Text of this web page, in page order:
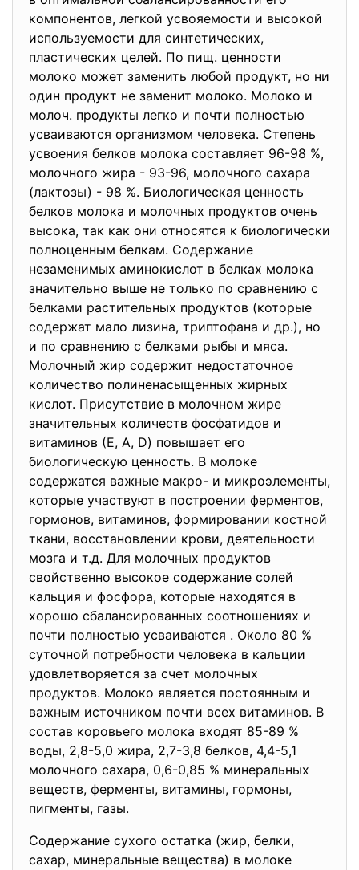
компонентов, легкой усвояемости и высокой
используемости для синтетических,
пластических целей. По пищ. ценности
молоко может заменить любой продукт, но ни
один продукт не заменит молоко. Молоко и
молоч. продукты легко и почти полностью
усваиваются организмом человека. Степень
усвоения белков молока составляет 96-98 %,
молочного жира - 93-96, молочного сахара
(лактозы) - 98 %. Биологическая ценность
белков молока и молочных продуктов очень
высока, так как они относятся к биологически
полноценным белкам. Содержание
незаменимых аминокислот в белках молока
значительно выше не только по сравнению с
белками растительных продуктов (которые
содержат мало лизина, триптофана и др.), но
и по сравнению с белками рыбы и мяса.
Молочный жир содержит недостаточное
количество полиненасыщенных жирных
кислот. Присутствие в молочном жире
значительных количеств фосфатидов и
витаминов (Е, А, D) повышает его
биологическую ценность. В молоке
содержатся важные макро- и микроэлементы,
которые участвуют в построении ферментов,
гормонов, витаминов, формировании костной
ткани, восстановлении крови, деятельности
мозга и т.д. Для молочных продуктов
свойственно высокое содержание солей
кальция и фосфора, которые находятся в
хорошо сбалансированных соотношениях и
почти полностью усваиваются . Около 80 %
суточной потребности человека в кальции
удовлетворяется за счет молочных
продуктов. Молоко является постоянным и
важным источником почти всех витаминов. В
состав коровьего молока входят 85-89 %
воды, 2,8-5,0 жира, 2,7-3,8 белков, 4,4-5,1
молочного сахара, 0,6-0,85 % минеральных
веществ, ферменты, витамины, гормоны,
пигменты, газы.
Содержание сухого остатка (жир, белки,
сахар, минеральные вещества) в молоке